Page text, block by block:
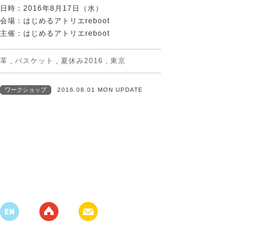
日時：2016年8月17日（水）
会場：はじめるアトリエreboot
主催：はじめるアトリエreboot
革 , バスケット , 夏休み2016 , 東京
ワークショップ 2016.08.01 MON UPDATE